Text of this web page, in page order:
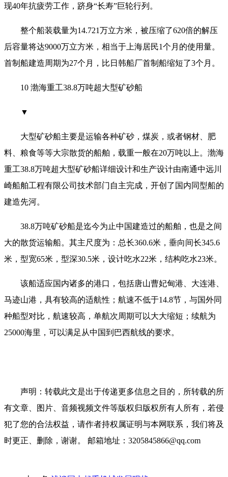
现40年抗疲劳工作，跻身“长寿”巨轮行列。
整个船装载量为14.721万立方米，被压缩了620倍的解压
后容量将达9000万立方米，相当于上海居民1个月的使用量。
首制船建造周期为27个月，比日韩船厂首制船缩短了3个月。
10 渤海重工38.8万吨超大型矿砂船
▼
大型矿砂船主要是运输各种矿砂，煤炭，或者钢材、肥
料、粮食等等大宗散货的船舶，载重一般在20万吨以上。渤海
重工38.8万吨超大型矿砂船详细设计和生产设计由南通中远川
崎船舶工程有限公司技术部门自主完成，开创了国内同型船的
建造先河。
38.8万吨矿砂船是迄今为止中国建造过的船舶，也是之间
大的散货运输船。其主尺度为：总长360.6米，垂向间长345.6
米，型宽65米，型深30.5米，设计吃水22米，结构吃水23米。
该船适应国内诸多的港口，包括唐山曹妃甸港、大连港、
马迹山港，具有较高的适航性；航速不低于14.8节，与国外同
种船型对比，航速较高，单航次周期可以大大缩短；续航为
25000海里，可以满足从中国到巴西航线的要求。
声明：转载此文是出于传递更多信息之目的，所转载的所
有文章、图片、音频视频文件等版权归版权所有人所有，若侵
犯了您的合法权益，请作者持权属证明与本网联系，我们将及
时更正、删除，谢谢。 邮箱地址：3205845866@qq.com